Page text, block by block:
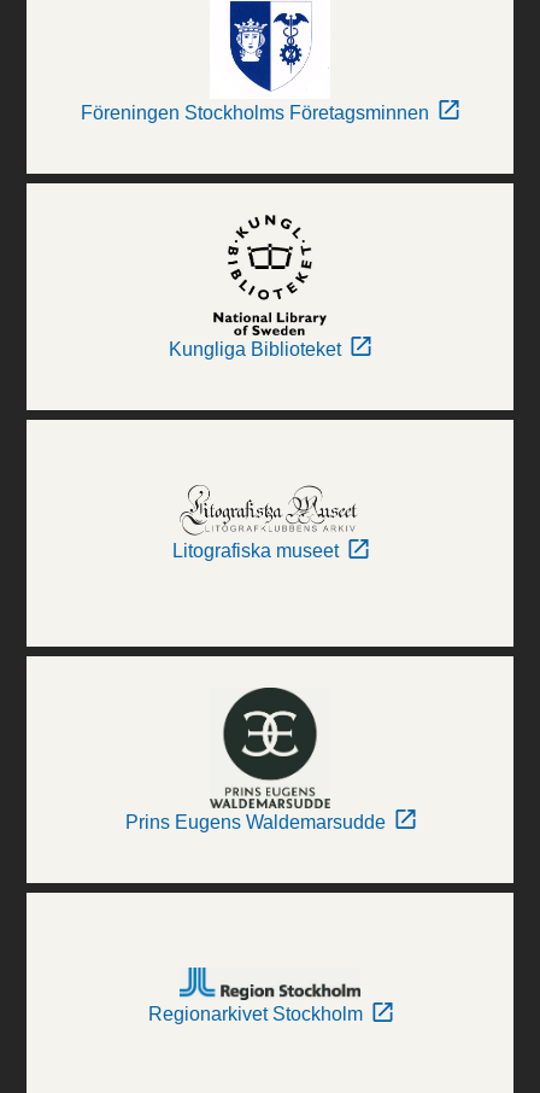
Föreningen Stockholms Företagsminnen
Kungliga Biblioteket
Litografiska museet
Prins Eugens Waldemarsudde
Regionarkivet Stockholm